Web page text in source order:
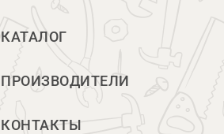
КАТАЛОГ
ПРОИЗВОДИТЕЛИ
КОНТАКТЫ